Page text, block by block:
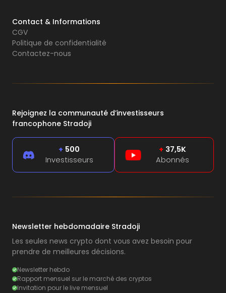
Contact & Informations
CGV
Politique de confidentialité
Contactez-nous
Rejoignez la communauté d’investisseurs
francophone Stradoji
+ 500
Investisseurs
+ 37,5K
Abonnés
Newsletter hebdomadaire Stradoji
Les seules news crypto dont vous avez besoin pour
prendre de meilleures décisions.
Newsletter hebdo
Rapport mensuel sur le marché des cryptos
Invitation pour le live mensuel